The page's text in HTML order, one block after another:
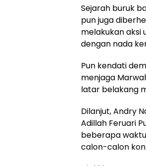
Sejarah buruk
pun juga
melakukan aksi
dengan nada
Pun kendati
menjaga
latar belakang
Dilanjut, Andry
Adillah Feruari
beberapa
calon-calon